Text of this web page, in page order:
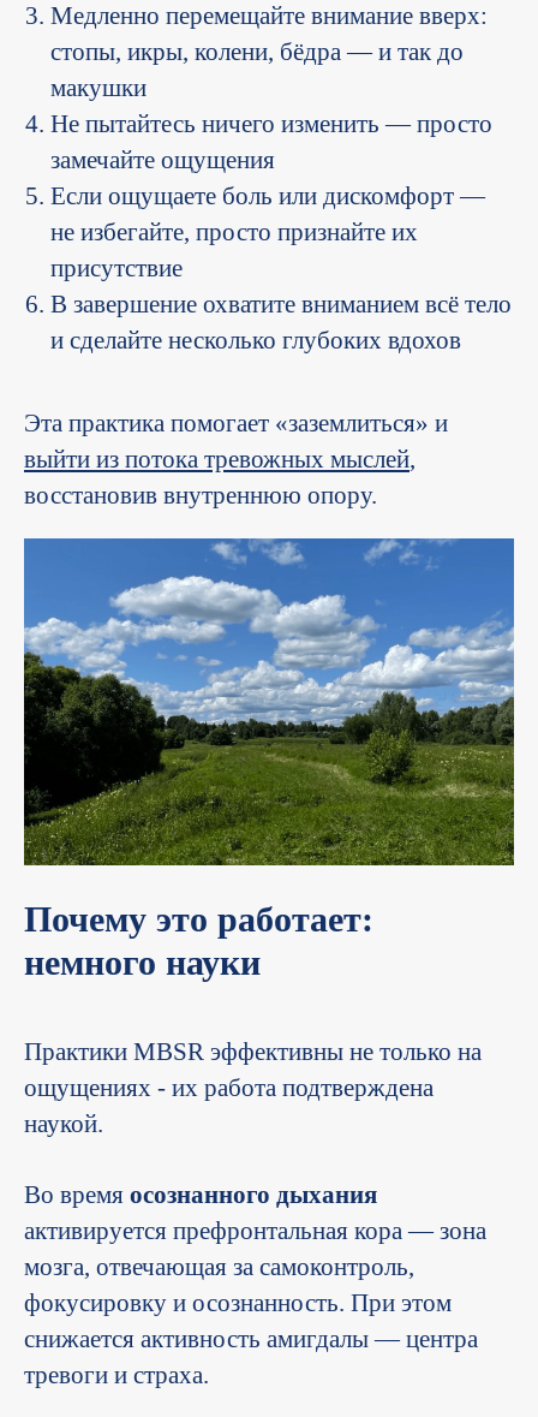
Медленно перемещайте внимание вверх:
стопы, икры, колени, бёдра — и так до
макушки
Не пытайтесь ничего изменить — просто
замечайте ощущения
Если ощущаете боль или дискомфорт —
не избегайте, просто признайте их
присутствие
В завершение охватите вниманием всё тело
и сделайте несколько глубоких вдохов
Эта практика помогает «заземлиться» и
выйти из потока тревожных мыслей,
восстановив внутреннюю опору.
Почему это работает:
немного науки
Практики МВЅR эффективны не только на
ощущениях - их работа подтверждена
наукой.
Во время осознанного дыхания
активируется префронтальная кора — зона
мозга, отвечающая за самоконтроль,
фокусировку и осознанность. При этом
снижается активность амигдалы — центра
тревоги и страха.